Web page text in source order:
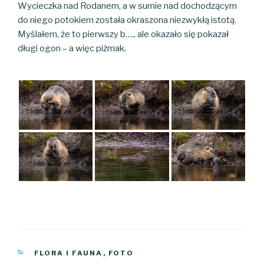
Wycieczka nad Rodanem, a w sumie nad dochodzącym
do niego potokiem została okraszona niezwykłą istotą.
Myślałem, że to pierwszy b…., ale okazało się pokazał
długi ogon – a więc piżmak.
KATEGORIE
FLORA I FAUNA , FOTO